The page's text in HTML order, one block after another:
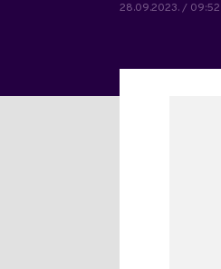
28.09.2023. / 09:52